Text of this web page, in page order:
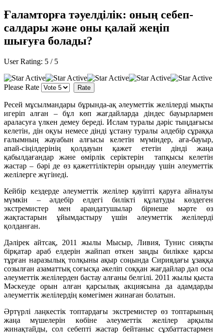
Ғаламторға тәуелділік: оның себеп-
салдары және оны қалай жеңіп
шығуға болады?
User Rating: 5 / 5
Please Rate
Ресей мұсылмандары бұрында-ақ әлеуметтік желілерді мықты
игеріп алған – бұл көп жағдайларда діндес бауырлармен
араласуға үлкен демеу береді. Ислам туралы дәріс тыңдағысы
келетін, дін оқуы немесе дінді ұстану туралы әлдебір сұраққа
ғалымның жауабын алғысы келетін мүміндер, аға-бауыр,
апай-сіңілдерінің қолдауын қажет ететін дінді жаңа
қабылдағандар және өмірлік серіктерін тапқысы келетін
жастар – бәрі де өз қажеттіліктерін орындау үшін әлеуметтік
желілерге жүгінеді.
Кейбір кездерде әлеуметтік желілер қауіпті қаруға айналуы
мүмкін – әлдебір елдегі билікті құлатуды көздеген
экстремистер мен арандатушылар бірнеше мәрте өз
жақтастарын ұйымдастыру үшін әлеуметтік желілерді
қолданған.
Дәлірек айтсақ, 2011 жылы Мысыр, Ливия, Тунис сияқты
бірқатар араб елдерін жайпап өткен заңды билікке қарсы
тұрған наразылық толқыны ақыр соңында Сириядағы ұзаққа
созылған азаматтық соғысқа әкеліп соққан жағдайлар дәл осы
әлеуметтік желілерден бастау алғаны белгілі. 2011 жылы қыста
Мәскеуде орын алған қарсылық акциясына да адамдарды
әлеуметтік желілердің көмегімен жинаған болатын.
Әртүрлі лаңкестік топтардағы экстремистер өз топтарының
жаңа мүшелерін көбіне әлеуметтік желілер арқылы
жинақтайды, сол себепті жастар бейтаныс сұхбаттастармен